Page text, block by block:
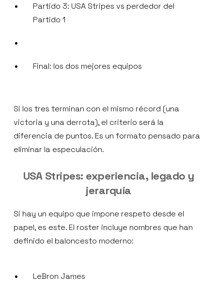
Partido 3: USA Stripes vs perdedor del
Partido 1
Final: los dos mejores equipos
Si los tres terminan con el mismo récord (una
victoria y una derrota), el criterio será la
diferencia de puntos. Es un formato pensado para
eliminar la especulación.
USA Stripes: experiencia, legado y
jerarquía
Si hay un equipo que impone respeto desde el
papel, es este. El roster incluye nombres que han
definido el baloncesto moderno:
LeBron James